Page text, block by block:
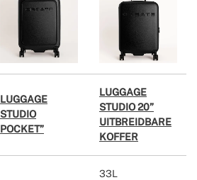
LUGGAGE
STUDIO
POCKET”
LUGGAGE
STUDIO 20”
UITBREIDBARE
KOFFER
33L